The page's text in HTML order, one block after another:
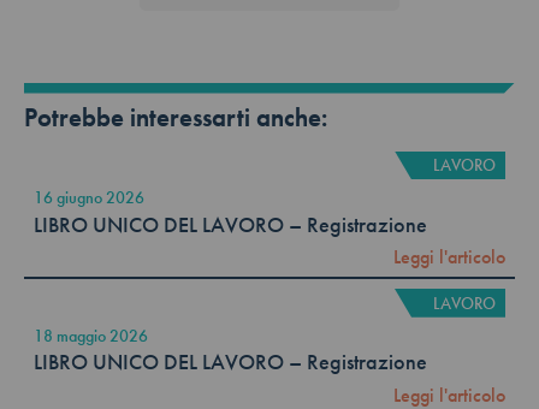
Potrebbe interessarti anche:
LAVORO
16 giugno 2026
LIBRO UNICO DEL LAVORO – Registrazione
Leggi l'articolo
LAVORO
18 maggio 2026
LIBRO UNICO DEL LAVORO – Registrazione
Leggi l'articolo